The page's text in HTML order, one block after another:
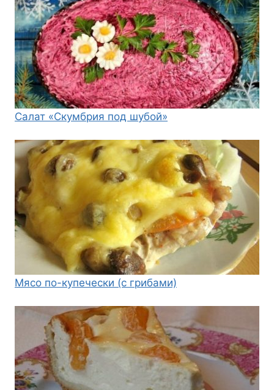
Салат «Скумбрия под шубой»
Мясо по-купечески (с грибами)